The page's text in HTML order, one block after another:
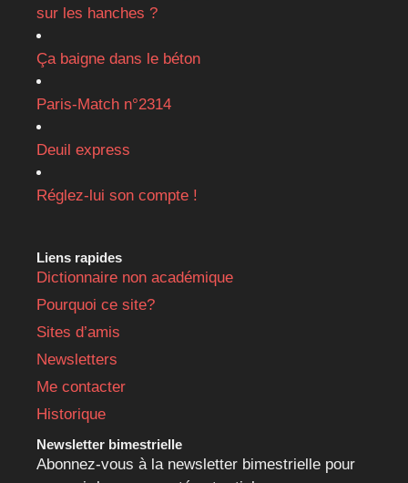
sur les hanches ?
Ça baigne dans le béton
Paris-Match n°2314
Deuil express
Réglez-lui son compte !
Liens rapides
Dictionnaire non académique
Pourquoi ce site?
Sites d’amis
Newsletters
Me contacter
Historique
Newsletter bimestrielle
Abonnez-vous à la newsletter bimestrielle pour